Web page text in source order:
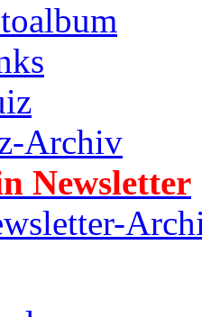
Archiv
Newsletter